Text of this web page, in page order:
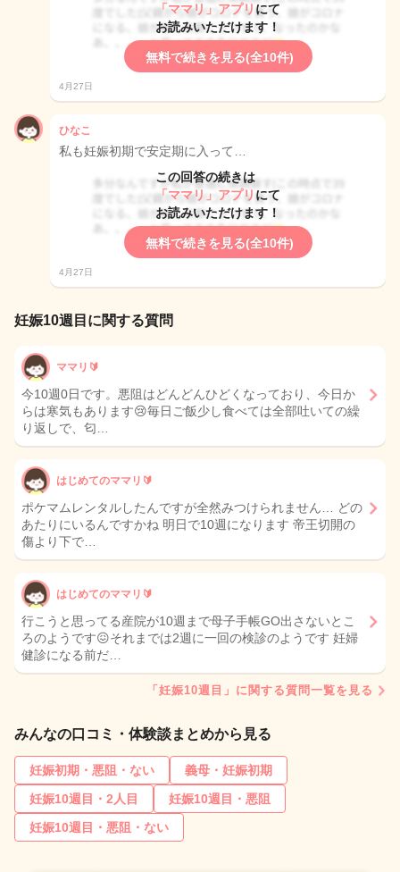
「ママリ」アプリ にて
お読みいただけます！
無料で続きを見る(全10件)
4月27日
ひなこ
私も妊娠初期で安定期に入って…
この回答の続きは
「ママリ」アプリ にて
お読みいただけます！
無料で続きを見る(全10件)
4月27日
妊娠10週目に関する質問
ママリ🔰
今10週0日です。悪阻はどんどんひどくなっており、今日か
らは寒気もあります😢毎日ご飯少し食べては全部吐いての繰
り返しで、匂…
はじめてのママリ🔰
ポケマムレンタルしたんですが全然みつけられません… どの
あたりにいるんですかね 明日で10週になります 帝王切開の
傷より下で…
はじめてのママリ🔰
行こうと思ってる産院が10週まで母子手帳GO出さないとこ
ろのようです😖それまでは2週に一回の検診のようです 妊婦
健診になる前だ…
「妊娠10週目」に関する質問一覧を見る
みんなの口コミ・体験談まとめから見る
妊娠初期・悪阻・ない
義母・妊娠初期
妊娠10週目・2人目
妊娠10週目・悪阻
妊娠10週目・悪阻・ない